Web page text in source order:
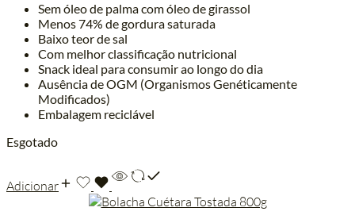
Sem óleo de palma com óleo de girassol
Menos 74% de gordura saturada
Baixo teor de sal
Com melhor classificação nutricional
Snack ideal para consumir ao longo do dia
Ausência de OGM (Organismos Genéticamente
Modificados)
Embalagem reciclável
Esgotado
Adicionar